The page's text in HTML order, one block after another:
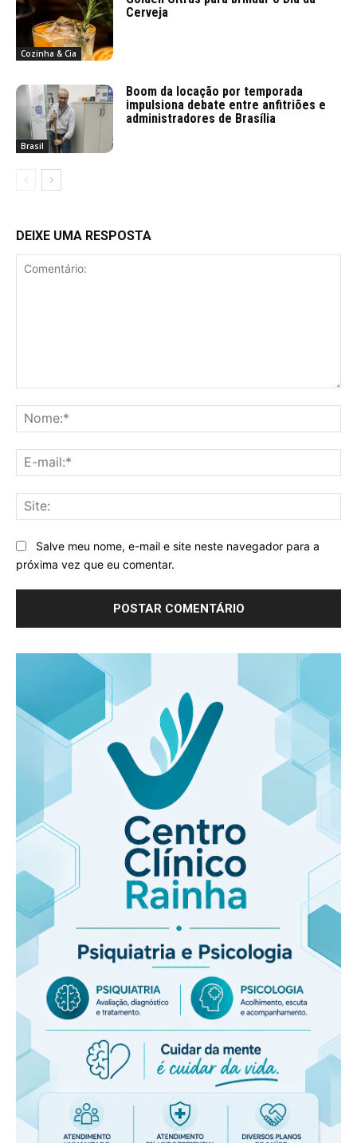
Cozinha & Cia
Cerveja
Brasil
Boom da locação por temporada
impulsiona debate entre anfitriões e
administradores de Brasília
DEIXE UMA RESPOSTA
Salve meu nome, e-mail e site neste navegador para a
próxima vez que eu comentar.